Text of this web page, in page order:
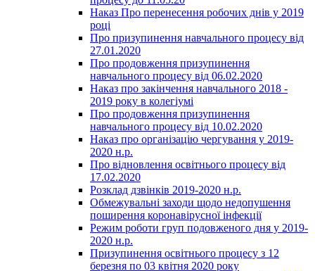
Наказ Про перенесення робочих днів у 2019
році
Про призупинення навчального процесу від
27.01.2020
Про продовження призупинення
навчального процесу від 06.02.2020
Наказ про закінчення навчального 2018 -
2019 року в колегіумі
Про продовження призупинення
навчального процесу від 10.02.2020
Наказ про організацію чергування у 2019-
2020 н.р.
Про відновлення освітнього процесу від
17.02.2020
Розклад дзвінків 2019-2020 н.р.
Обмежувальні заходи щодо недопушення
поширення коронавірусної інфекції
Режим роботи груп подовженого дня у 2019-
2020 н.р.
Призупинення освітнього процесу з 12
березня по 03 квітня 2020 року